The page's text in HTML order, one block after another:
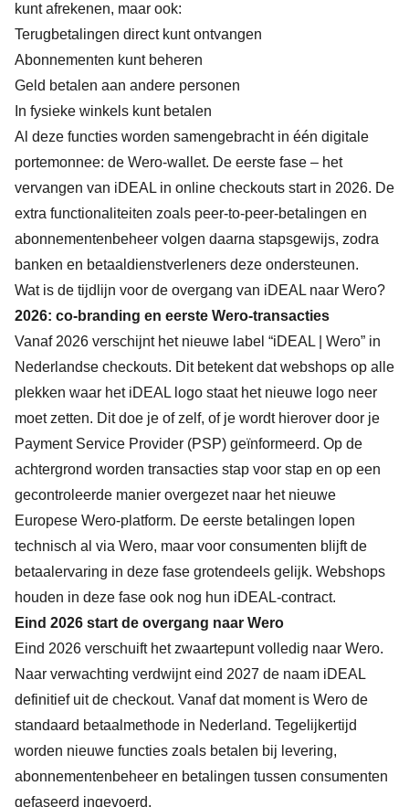
kunt afrekenen, maar ook:
Terugbetalingen direct kunt ontvangen
Abonnementen kunt beheren
Geld betalen aan andere personen
In fysieke winkels kunt betalen
Al deze functies worden samengebracht in één digitale
portemonnee: de Wero-wallet. De eerste fase – het
vervangen van iDEAL in online checkouts start in 2026. De
extra functionaliteiten zoals peer-to-peer-betalingen en
abonnementenbeheer volgen daarna stapsgewijs, zodra
banken en betaaldienstverleners deze ondersteunen.
Wat is de tijdlijn voor de overgang van iDEAL naar Wero?
2026: co-branding en eerste Wero-transacties
Vanaf 2026 verschijnt het nieuwe label “iDEAL | Wero” in
Nederlandse checkouts. Dit betekent dat webshops op alle
plekken waar het iDEAL logo staat het nieuwe logo neer
moet zetten. Dit doe je of zelf, of je wordt hierover door je
Payment Service Provider (PSP) geïnformeerd. Op de
achtergrond worden transacties stap voor stap en op een
gecontroleerde manier overgezet naar het nieuwe
Europese Wero-platform. De eerste betalingen lopen
technisch al via Wero, maar voor consumenten blijft de
betaalervaring in deze fase grotendeels gelijk. Webshops
houden in deze fase ook nog hun iDEAL-contract.
Eind 2026 start de overgang naar Wero
Eind 2026 verschuift het zwaartepunt volledig naar Wero.
Naar verwachting verdwijnt eind 2027 de naam iDEAL
definitief uit de checkout. Vanaf dat moment is Wero de
standaard betaalmethode in Nederland. Tegelijkertijd
worden nieuwe functies zoals betalen bij levering,
abonnementenbeheer en betalingen tussen consumenten
gefaseerd ingevoerd.